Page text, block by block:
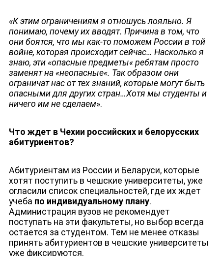
«К этим ограничениям я отношусь лояльно. Я
понимаю, почему их вводят. Причина в том, что
они боятся, что мы как-то поможем России в той
войне, которая происходит сейчас… Насколько я
знаю, эти «опасные предметы« ребятам просто
заменят на «неопасные«. Так образом они
ограничат нас от тех знаний, которые могут быть
опасными для других стран…Хотя мы студенты и
ничего им не сделаем».
Что ждет в Чехии российских и белорусских
абитуриентов?
Абитуриентам из России и Беларуси, которые
хотят поступить в чешские университеты, уже
огласили список специальностей, где их ждет
учеба по индивидуальному плану.
Администрация вузов не рекомендует
поступать на эти факультеты, но выбор всегда
остается за студентом. Тем не менее отказы
принять абитуриентов в чешские университеты
уже фиксируются.